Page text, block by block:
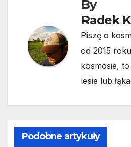
By
Radek
Piszę o
od 2015
kosmosie,
lesie lub
Podobne artykuły